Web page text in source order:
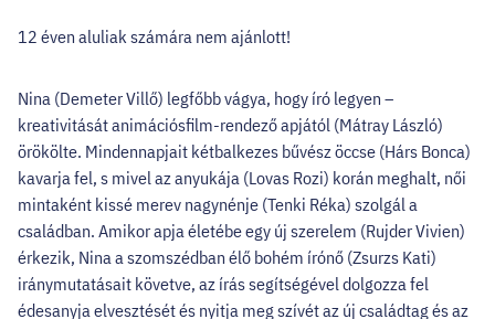
12 éven aluliak számára nem ajánlott!
Nina (Demeter Villő) legfőbb vágya, hogy író legyen –
kreativitását animációsfilm-rendező apjától (Mátray László)
örökölte. Mindennapjait kétbalkezes bűvész öccse (Hárs Bonca)
kavarja fel, s mivel az anyukája (Lovas Rozi) korán meghalt, női
mintaként kissé merev nagynénje (Tenki Réka) szolgál a
családban. Amikor apja életébe egy új szerelem (Rujder Vivien)
érkezik, Nina a szomszédban élő bohém írónő (Zsurzs Kati)
iránymutatásait követve, az írás segítségével dolgozza fel
édesanyja elvesztését és nyitja meg szívét az új családtag és az